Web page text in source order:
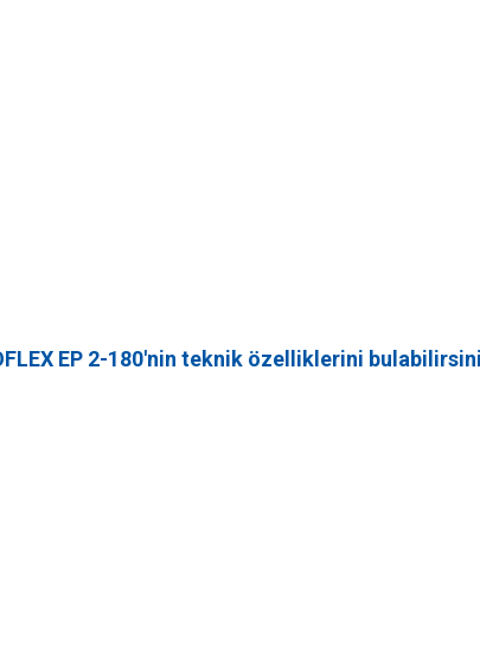
ЕР 2-180'nin teknik özelliklerini